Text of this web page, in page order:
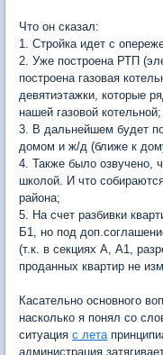
Что он сказал:
1. Стройка идет с
2. Уже построена РТП
построена газовая
девятиэтажки, которые
нашей газовой котельной;
3. В дальнейшем будет
домом и ж/д (ближе к
4. Также было озвучено,
школой. И что
района;
5. На счет разбивки
Б1, но под
(т.к. в секциях А, А1,
проданных квартир не
Касательно основного
насколько я понял со
ситуация с лета
администрация